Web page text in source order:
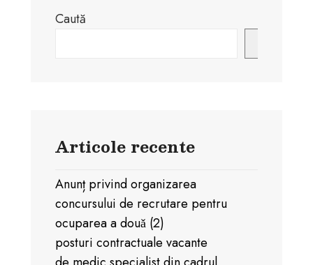
Caută
Articole recente
Anunț privind organizarea
concursului de recrutare pentru
ocuparea a douǎ (2)
posturi contractuale vacante